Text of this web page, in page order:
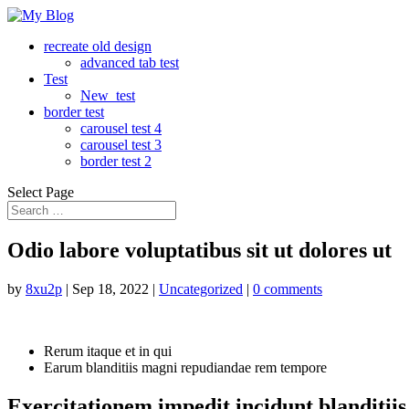
recreate old design
advanced tab test
Test
New_test
border test
carousel test 4
carousel test 3
border test 2
Select Page
Odio labore voluptatibus sit ut dolores ut
by 8xu2p | Sep 18, 2022 | Uncategorized | 0 comments
Rerum itaque et in qui
Earum blanditiis magni repudiandae rem tempore